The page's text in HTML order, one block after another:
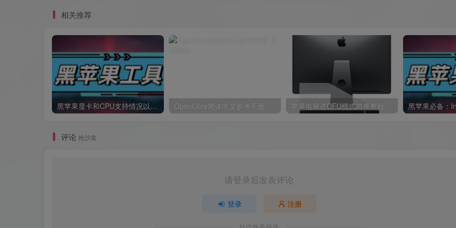
相关推荐
黑苹果显卡和CPU支持情况以及购买硬件防踩坑指南 OpenCore简体中文参考手册 苹果电脑进DFU模式简单教程
评论 抢沙发
请登录后发表评论
登录 注册